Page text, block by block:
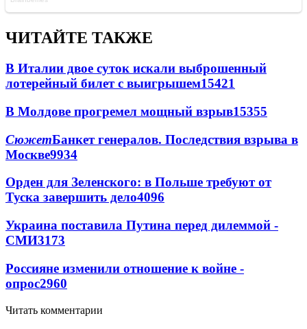
ЧИТАЙТЕ ТАКЖЕ
В Италии двое суток искали выброшенный
лотерейный билет с выигрышем15421
В Молдове прогремел мощный взрыв15355
СюжетБанкет генералов. Последствия взрыва в
Москве9934
Орден для Зеленского: в Польше требуют от
Туска завершить дело4096
Украина поставила Путина перед дилеммой -
СМИ3173
Россияне изменили отношение к войне -
опрос2960
Читать комментарии